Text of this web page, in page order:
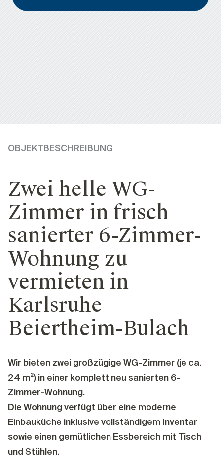
OBJEKTBESCHREIBUNG
Zwei helle WG-
Zimmer in frisch
sanierter 6-Zimmer-
Wohnung zu
vermieten in
Karlsruhe
Beiertheim-Bulach
Wir bieten zwei großzügige WG-Zimmer (je ca.
24 m²) in einer komplett neu sanierten 6-
Zimmer-Wohnung.
Die Wohnung verfügt über eine moderne
Einbauküche inklusive vollständigem Inventar
sowie einen gemütlichen Essbereich mit Tisch
und Stühlen.